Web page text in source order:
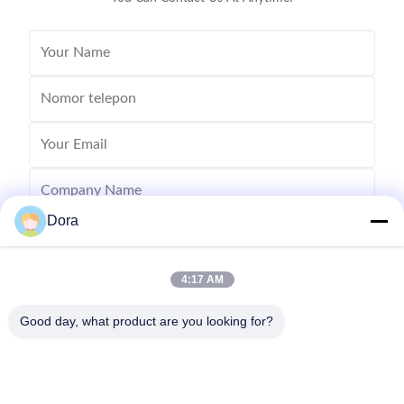
Dora
4:17 AM
Good day, what product are you looking for?